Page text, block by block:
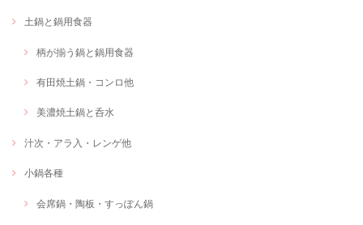
土鍋と鍋用食器
柄が揃う鍋と鍋用食器
有田焼土鍋・コンロ他
美濃焼土鍋と呑水
汁次・アラ入・レンゲ他
小鍋各種
会席鍋・陶板・すっぽん鍋